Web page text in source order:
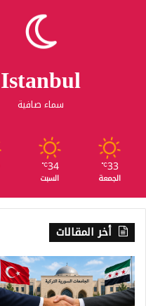
Istanbul
سماء صافية
33
℃
الجمعة
34
℃
السبت
أخر المقالات